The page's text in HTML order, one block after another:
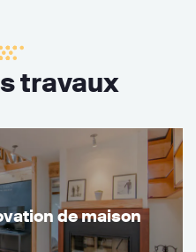
travaux
de maison